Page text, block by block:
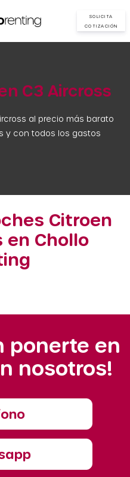
SOLICITA
COTIZACIÓN
C3 Aircross
al precio más barato
y con todos los gastos
Citroen
en Chollo
ponerte en
nosotros!